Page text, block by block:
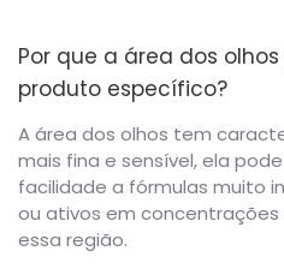
Por que a área dos
produto específico?
A área dos olhos tem
mais fina e sensível, ela
facilidade a fórmulas muito
ou ativos em
essa região.